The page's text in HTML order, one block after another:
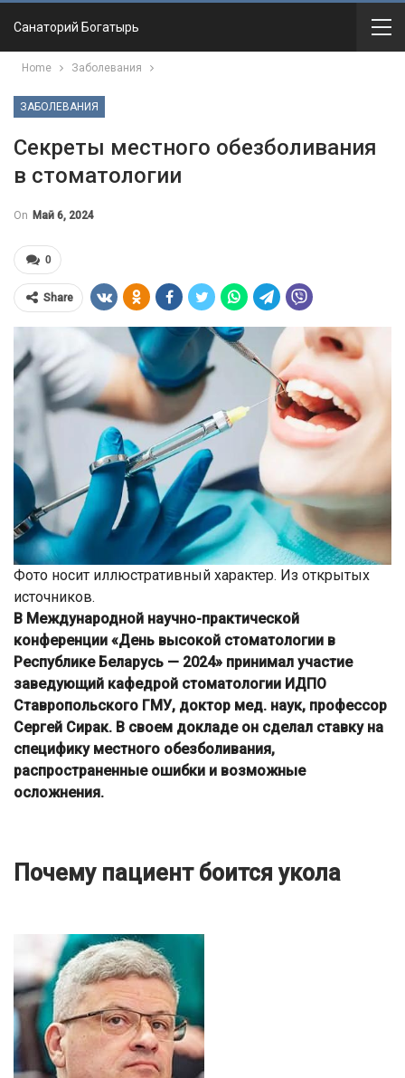
Санаторий Богатырь
Home Заболевания
ЗАБОЛЕВАНИЯ
Секреты местного обезболивания
в стоматологии
On Май 6, 2024
0
Share
Фото носит иллюстративный характер. Из открытых
источников.
В Международной научно-практической
конференции «День высокой стоматологии в
Республике Беларусь — 2024» принимал участие
заведующий кафедрой стоматологии ИДПО
Ставропольского ГМУ, доктор мед. наук, профессор
Сергей Сирак. В своем докладе он сделал ставку на
специфику местного обезболивания,
распространенные ошибки и возможные
осложнения.
Почему пациент боится укола